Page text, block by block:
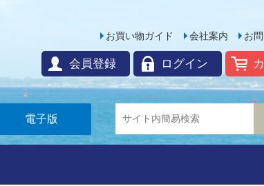
お
会社案内
お買い物ガイド
ログイン
会員登録
電子版